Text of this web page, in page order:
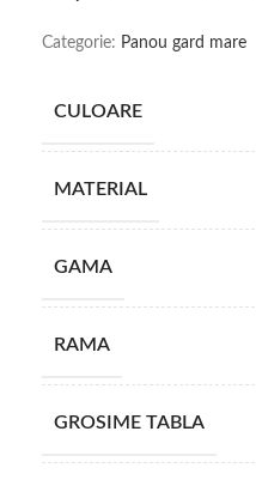
Categorie: Panou gard mare
CULOARE
MATERIAL
GAMA
RAMA
GROSIME TABLA